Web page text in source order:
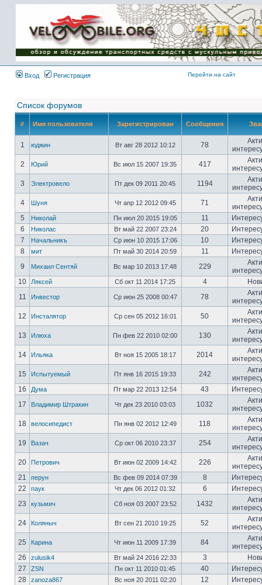
Имя пользователя:
Пароль:
{ LOG_ME_IN_SHORT
}
Вход
Регистрация Перейти на сайт
Список форумов
# Имя пользователя Зарегистрирован Сообщения
1 юджин Вт авг 28 2012 10:12 78
2
Юрий Вс июл 15 2007 19:35 417
3
Электровело Пт дек 09 2011 20:45 1194
4
Шуня Чт апр 12 2012 09:45 71
5
Николай Пн июл 20 2015 19:05 11
6
Николас Вт май 22 2007 23:24 20
7
Начальникъ Ср июн 10 2015 17:06 10
8
мит Пт май 30 2014 20:59 11
9
Михаил Сентяй Вс мар 10 2013 17:48 229
10
Ляксей Сб окт 11 2014 17:25 4
11
Инвестор Ср июн 25 2008 00:47 78
12
Инсталятор Ср сен 05 2012 16:01 50
13
Илюха Пн фев 22 2010 02:00 130
14
Ильяка Вт ноя 15 2005 18:17 2014
15
Испытуемый Пт янв 16 2015 19:33 242
16
Дума Пт мар 22 2013 12:54 43
17
Владимир Штракин Чт дек 23 2010 03:03 1032
18
велосипедист Пн янв 02 2012 12:49 118
19
Вазач Ср окт 06 2010 23:37 254
20
Петрович Вт июн 02 2009 14:42 226
21
перун Вс фев 09 2014 07:39 8
22
паук Чт дек 06 2012 01:32 6
23
кузьмич Сб ноя 03 2007 23:52 1432
24
Коляныч Вт сен 21 2010 19:25 52
25
Карина Чт июн 11 2009 17:39 84
26
zulusik4 Вт май 24 2016 22:33 3
27
ZSN Пн окт 11 2010 01:45 40
28
zanoza867 Вс ноя 20 2011 02:20 12